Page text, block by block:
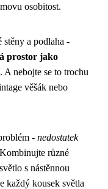
osobitost.
stěny a podlaha -
prostor jako
. A nebojte se to trochu
věšák nebo
- nedostatek
různé
s nástěnnou
každý kousek světla